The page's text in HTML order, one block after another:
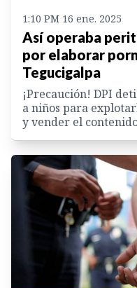
1:10 PM 16 ene. 2025
Así operaba
por elaborar
Tegucigalpa
¡Precaución! DPI
a niños para
y vender el